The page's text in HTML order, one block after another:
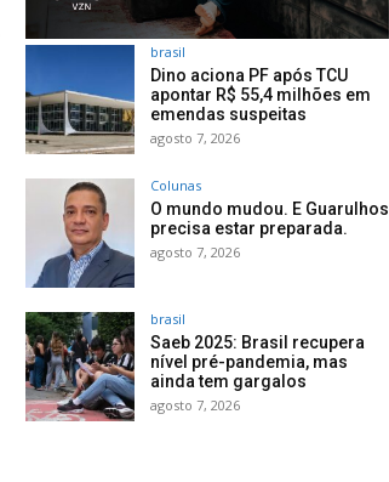
brasil
Dino aciona PF após TCU
apontar R$ 55,4 milhões em
emendas suspeitas
agosto 7, 2026
Colunas
O mundo mudou. E Guarulhos
precisa estar preparada.
agosto 7, 2026
brasil
Saeb 2025: Brasil recupera
nível pré-pandemia, mas
ainda tem gargalos
agosto 7, 2026